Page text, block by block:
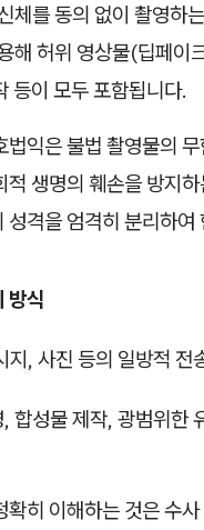
체를 동의 없이 촬영하
해 허위 영상물(딥페이
등이 모두 포함됩니다.
익은 불법 촬영물의
적 생명의 훼손을 방지
격을 엄격히 분리하여
방식
지, 사진 등의 일방적 전
합성물 제작, 광범위한
확히 이해하는 것은 수